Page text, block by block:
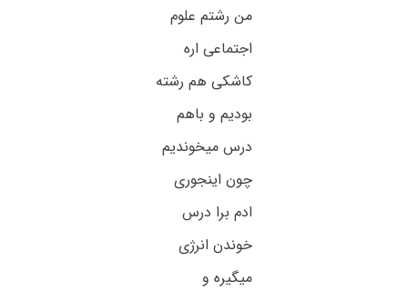
من رشتم علوم
اجتماعی اره
کاشکی هم رشته
بودیم و باهم
درس میخوندیم
چون اینجوری
ادم برا درس
خوندن انرژی
میگیره و